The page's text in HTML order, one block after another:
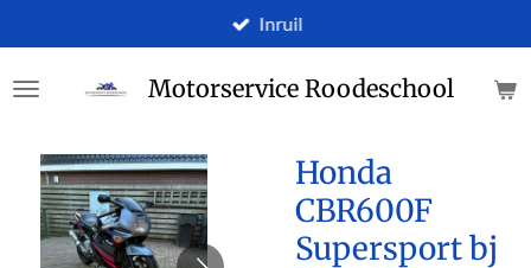
direct
naar
Motorservice Roodeschool
Inruil
Honda
CBR600F
Supersport bj